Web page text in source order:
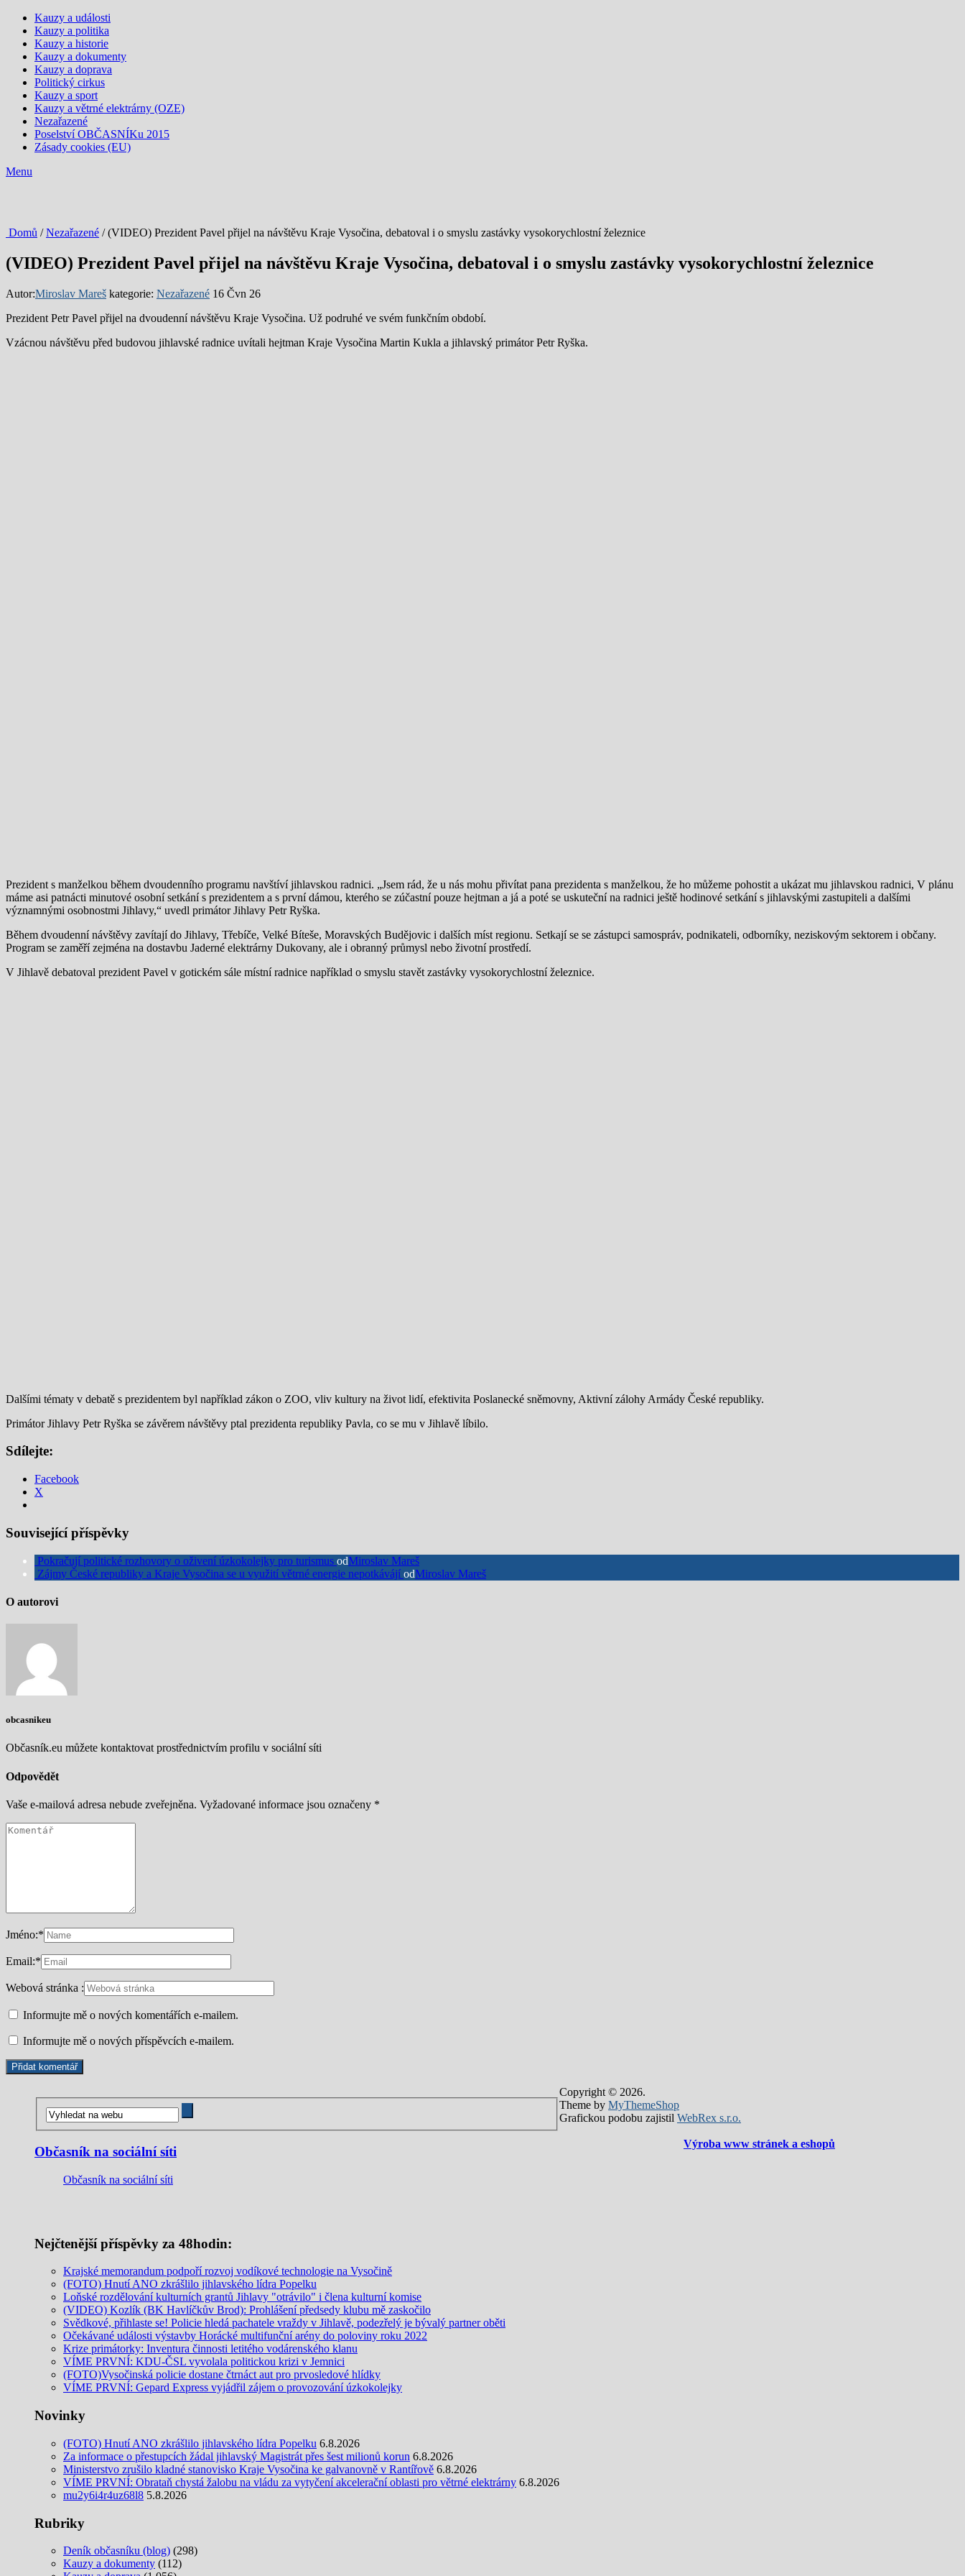
Kauzy a události
Kauzy a politika
Kauzy a historie
Kauzy a dokumenty
Kauzy a doprava
Politický cirkus
Kauzy a sport
Kauzy a větrné elektrárny (OZE)
Nezařazené
Poselství OBČASNÍKu 2015
Zásady cookies (EU)
Menu
Domů /Nezařazené / (VIDEO) Prezident Pavel přijel na návštěvu Kraje Vysočina, debatoval i o smyslu zastávky vysokorychlostní železnice
(VIDEO) Prezident Pavel přijel na návštěvu Kraje Vysočina, debatoval i o smyslu zastávky vysokorychlostní železnice
Autor:Miroslav Mareš kategorie: Nezařazené 16 Čvn 26
Prezident Petr Pavel přijel na dvoudenní návštěvu Kraje Vysočina. Už podruhé ve svém funkčním období.
Vzácnou návštěvu před budovou jihlavské radnice uvítali hejtman Kraje Vysočina Martin Kukla a jihlavský primátor Petr Ryška.
Prezident s manželkou během dvoudenního programu navštíví jihlavskou radnici. „Jsem rád, že u nás mohu přivítat pana prezidenta s manželkou, že ho můžeme pohostit a ukázat mu jihlavskou radnici, V plánu
máme asi patnácti minutové osobní setkání s prezidentem a s první dámou, kterého se zúčastní pouze hejtman a já a poté se uskuteční na radnici ještě hodinové setkání s jihlavskými zastupiteli a dalšími
významnými osobnostmi Jihlavy,“ uvedl primátor Jihlavy Petr Ryška.
Během dvoudenní návštěvy zavítají do Jihlavy, Třebíče, Velké Bíteše, Moravských Budějovic i dalších míst regionu. Setkají se se zástupci samospráv, podnikateli, odborníky, neziskovým sektorem i občany.
Program se zaměří zejména na dostavbu Jaderné elektrárny Dukovany, ale i obranný průmysl nebo životní prostředí.
V Jihlavě debatoval prezident Pavel v gotickém sále místní radnice například o smyslu stavět zastávky vysokorychlostní železnice.
Dalšími tématy v debatě s prezidentem byl například zákon o ZOO, vliv kultury na život lidí, efektivita Poslanecké sněmovny, Aktivní zálohy Armády České republiky.
Primátor Jihlavy Petr Ryška se závěrem návštěvy ptal prezidenta republiky Pavla, co se mu v Jihlavě líbilo.
Sdílejte:
Facebook
X
Související příspěvky
Pokračují politické rozhovory o oživení úzkokolejky pro turismus odMiroslav Mareš
Zájmy České republiky a Kraje Vysočina se u využití větrné energie nepotkávájí odMiroslav Mareš
O autorovi
obcasnikeu
Občasník.eu můžete kontaktovat prostřednictvím profilu v sociální síti
Odpovědět
Vaše e-mailová adresa nebude zveřejněna. Vyžadované informace jsou označeny *
Jméno:*
Email:*
Webová stránka :
Informujte mě o nových komentářích e-mailem.
Informujte mě o nových příspěvcích e-mailem.
Občasník na sociální síti
Občasník na sociální síti
Nejčtenější příspěvky za 48hodin:
Krajské memorandum podpoří rozvoj vodíkové technologie na Vysočině
(FOTO) Hnutí ANO zkrášlilo jihlavského lídra Popelku
Loňské rozdělování kulturních grantů Jihlavy "otrávilo" i člena kulturní komise
(VIDEO) Kozlík (BK Havlíčkův Brod): Prohlášení předsedy klubu mě zaskočilo
Svědkové, přihlaste se! Policie hledá pachatele vraždy v Jihlavě, podezřelý je bývalý partner oběti
Očekávané události výstavby Horácké multifunční arény do poloviny roku 2022
Krize primátorky: Inventura činnosti letitého vodárenského klanu
VÍME PRVNÍ: KDU-ČSL vyvolala politickou krizi v Jemnici
(FOTO)Vysočinská policie dostane čtrnáct aut pro prvosledové hlídky
VÍME PRVNÍ: Gepard Express vyjádřil zájem o provozování úzkokolejky
Novinky
(FOTO) Hnutí ANO zkrášlilo jihlavského lídra Popelku 6.8.2026
Za informace o přestupcích žádal jihlavský Magistrát přes šest milionů korun 6.8.2026
Ministerstvo zrušilo kladné stanovisko Kraje Vysočina ke galvanovně v Rantířově 6.8.2026
VÍME PRVNÍ: Obrataň chystá žalobu na vládu za vytyčení akcelerační oblasti pro větrné elektrárny 6.8.2026
mu2y6i4r4uz68l8 5.8.2026
Rubriky
Deník občasníku (blog) (298)
Kauzy a dokumenty (112)
Copyright © 2026.
Theme by MyThemeShop
Grafickou podobu zajistil WebRex s.r.o.
Výroba www stránek a eshopů